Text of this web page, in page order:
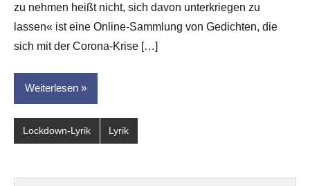
zu nehmen heißt nicht, sich davon unterkriegen zu
lassen« ist eine Online-Sammlung von Gedichten, die
sich mit der Corona-Krise […]
Weiterlesen
Lockdown-Lyrik Lyrik